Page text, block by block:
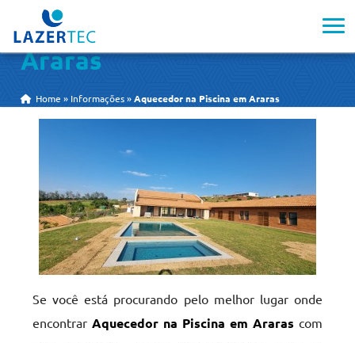
Aquecedor na Piscina em
Araras
Home » Informações »Aquecedor na Piscina em Araras
Se você está procurando pelo melhor lugar onde
encontrarAquecedor na Piscina em Araras com